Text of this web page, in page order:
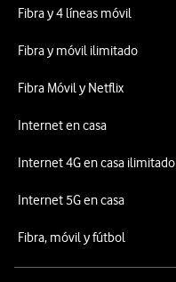
Fibra y 4 líneas móvil
Fibra y móvil ilimitado
Fibra Móvil y Netflix
Internet en casa
Internet 4G en casa ilimitado
Internet 5G en casa
Fibra, móvil y fútbol